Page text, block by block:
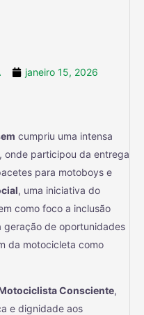
janeiro 15, 2026
cumpriu uma intensa
, onde participou da entrega
para motoboys e
, uma iniciativa do
como foco a inclusão
geração de oportunidades
da motocicleta como
Consciente,
e dignidade aos